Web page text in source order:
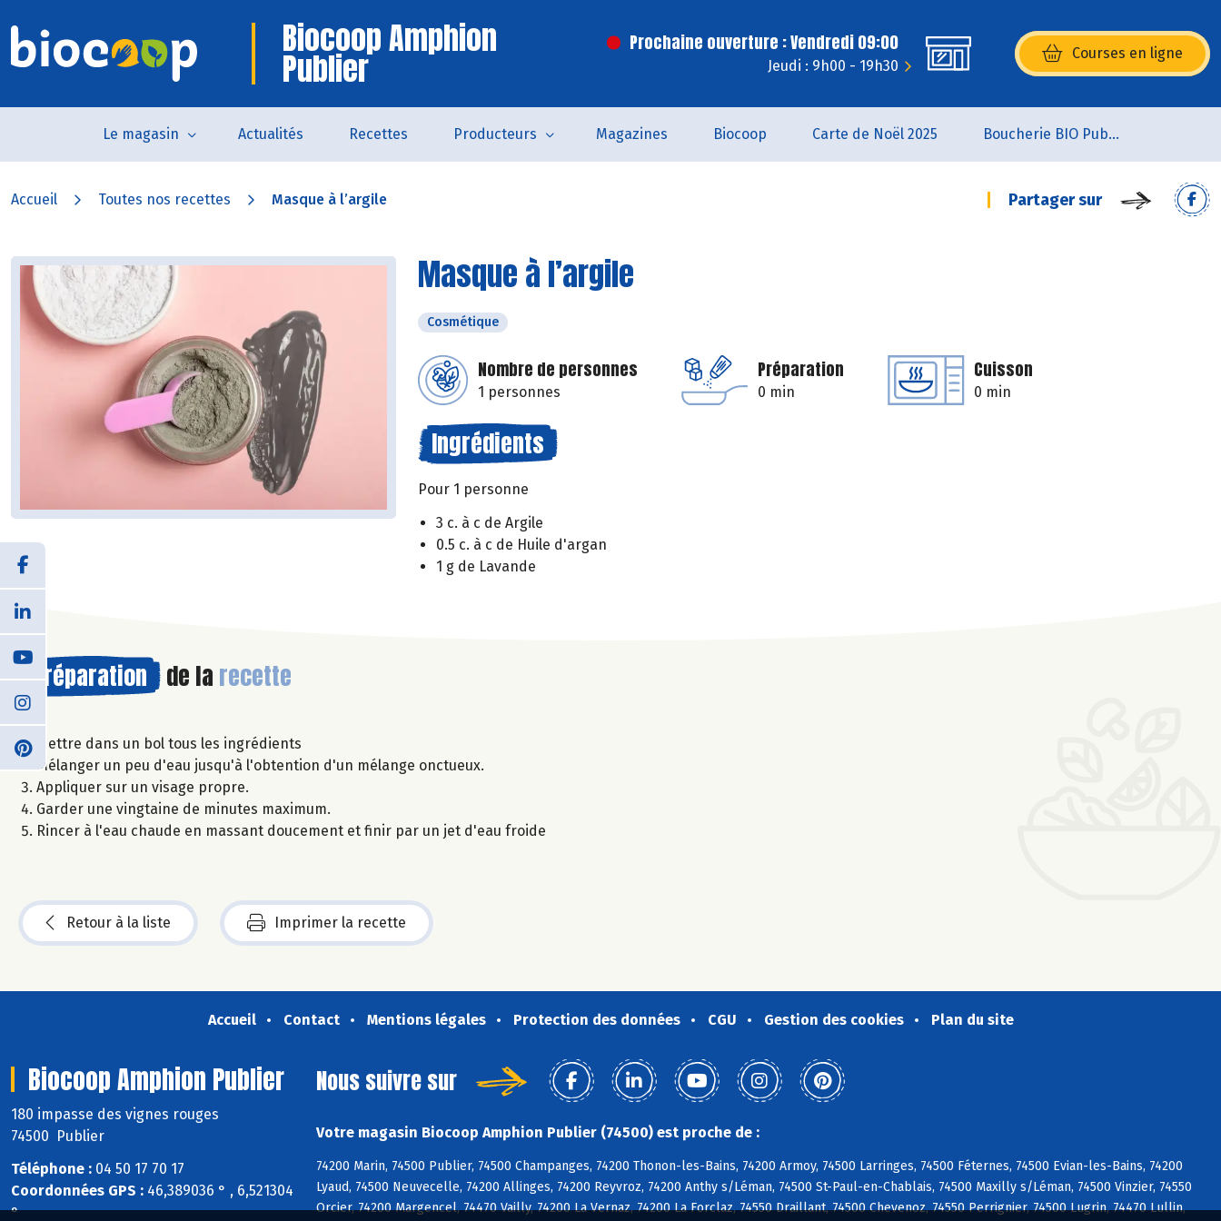
Biocoop Amphion
Publier
Prochaine ouverture : Vendredi 09:00
Jeudi : 9h00 - 19h30
Courses en ligne
(s’ouvre dans une nouvelle
Le magasin Actualités Recettes Producteurs Magazines Biocoop Carte de Noël 2025 Boucherie BIO Publier
Accueil Toutes nos recettes Masque à l’argile Partager sur
Masque à l’argile
Cosmétique
Nombre de personnes
1 personnes
Préparation
0 min
Cuisson
0 min
Ingrédients
Pour 1 personne
3 c. à c de Argile
0.5 c. à c de Huile d'argan
1 g de Lavande
Préparation de la recette
Mettre dans un bol tous les ingrédients
Mélanger un peu d'eau jusqu'à l'obtention d'un mélange onctueux.
Appliquer sur un visage propre.
Garder une vingtaine de minutes maximum.
Rincer à l'eau chaude en massant doucement et finir par un jet d'eau froide
Retour à la liste Imprimer la recette
Accueil Contact Mentions légales Protection des données CGU Gestion des cookies Plan du site
Biocoop Amphion Publier
180 impasse des vignes rouges
74500 Publier
Téléphone : 04 50 17 70 17
Coordonnées GPS : 46,389036 ° , 6,521304
°
Nous suivre sur
Votre magasin Biocoop Amphion Publier (74500) est proche de :
74200 Marin, 74500 Publier, 74500 Champanges, 74200 Thonon-les-Bains, 74200 Armoy, 74500 Larringes, 74500 Féternes, 74500 Evian-les-Bains, 74200
Lyaud, 74500 Neuvecelle, 74200 Allinges, 74200 Reyvroz, 74200 Anthy s/Léman, 74500 St-Paul-en-Chablais, 74500 Maxilly s/Léman, 74500 Vinzier, 74550
Orcier, 74200 Margencel, 74470 Vailly, 74200 La Vernaz, 74200 La Forclaz, 74550 Draillant, 74500 Chevenoz, 74550 Perrignier, 74500 Lugrin, 74470 Lullin,